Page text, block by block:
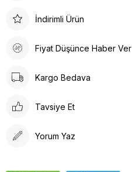
İndirimli Ürün
Fiyat Düşünce Haber Ver
Kargo Bedava
Tavsiye Et
Yorum Yaz